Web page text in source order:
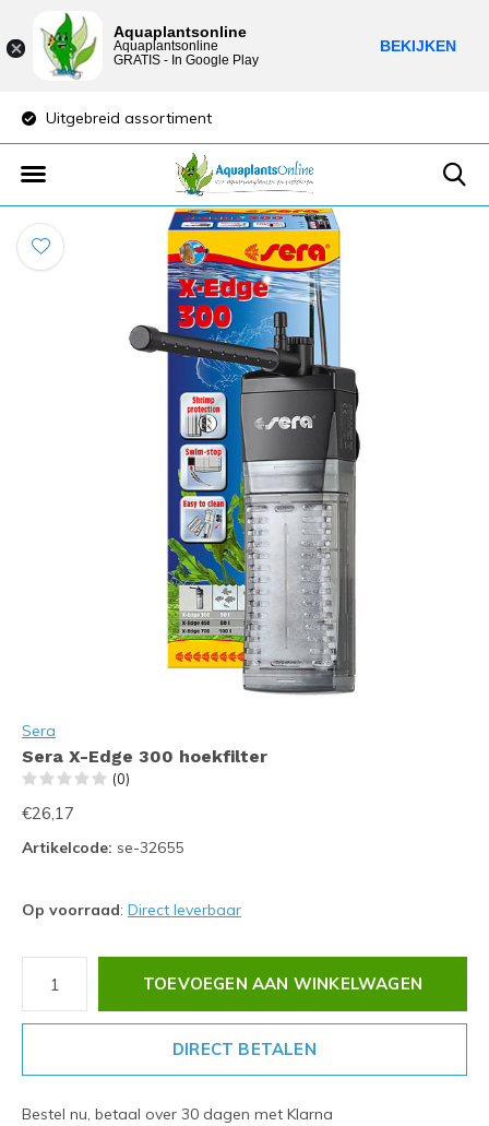
Lage verzendkosten
Sera
Sera X-Edge 300 hoekfilter
(0)
€26,17
Artikelcode: se-32655
Op voorraad: Direct leverbaar
TOEVOEGEN AAN WINKELWAGEN
DIRECT BETALEN
Bestel nu, betaal over 30 dagen met Klarna
Aquaplantsonline
Aquaplantsonline
GRATIS - In Google Play
BEKIJKEN